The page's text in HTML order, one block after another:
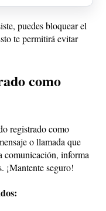
puedes bloquear el
te permitirá evitar
como
registrado como
o llamada que
comunicación, informa
¡Mantente seguro!